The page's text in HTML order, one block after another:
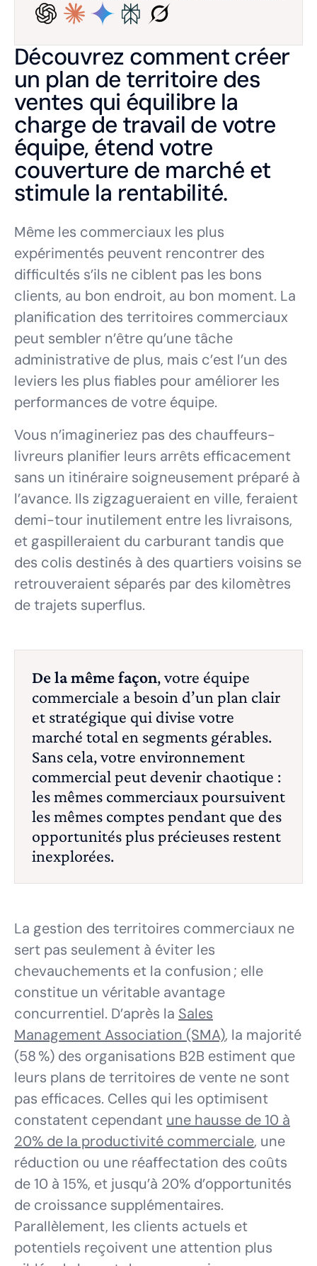
Découvrez comment créer
un plan de territoire des
ventes qui équilibre la
charge de travail de votre
équipe, étend votre
couverture de marché et
stimule la rentabilité.
Même les commerciaux les plus
expérimentés peuvent rencontrer des
difficultés s’ils ne ciblent pas les bons
clients, au bon endroit, au bon moment. La
planification des territoires commerciaux
peut sembler n’être qu’une tâche
administrative de plus, mais c’est l’un des
leviers les plus fiables pour améliorer les
performances de votre équipe.
Vous n’imagineriez pas des chauffeurs-
livreurs planifier leurs arrêts efficacement
sans un itinéraire soigneusement préparé à
l’avance. Ils zigzagueraient en ville, feraient
demi-tour inutilement entre les livraisons,
et gaspilleraient du carburant tandis que
des colis destinés à des quartiers voisins se
retrouveraient séparés par des kilomètres
de trajets superflus.
De la même façon, votre équipe
commerciale a besoin d’un plan clair
et stratégique qui divise votre
marché total en segments gérables.
Sans cela, votre environnement
commercial peut devenir chaotique :
les mêmes commerciaux poursuivent
les mêmes comptes pendant que des
opportunités plus précieuses restent
inexplorées.
La gestion des territoires commerciaux ne
sert pas seulement à éviter les
chevauchements et la confusion ; elle
constitue un véritable avantage
concurrentiel. D’après la Sales
Management Association (SMA), la majorité
(58 %) des organisations B2B estiment que
leurs plans de territoires de vente ne sont
pas efficaces. Celles qui les optimisent
constatent cependant une hausse de 10 à
20% de la productivité commerciale, une
réduction ou une réaffectation des coûts
de 10 à 15%, et jusqu’à 20% d’opportunités
de croissance supplémentaires.
Parallèlement, les clients actuels et
potentiels reçoivent une attention plus